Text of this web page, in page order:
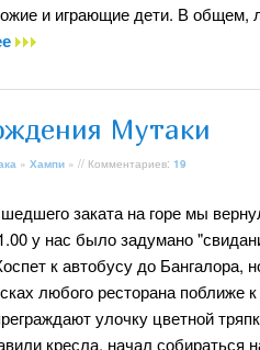
и играющие дети. В
Мутаки
» Хампи » // Комментариев: 19
заката на горе мы
у нас было задумано
к автобусу до Бангалора,
любого ресторана поближе
улочку цветной
кресла, начал собираться